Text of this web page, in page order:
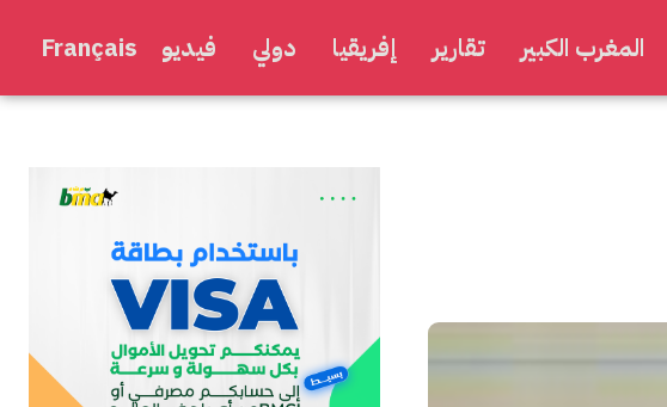
المغرب الكبير تقارير إفريقيا دولي فيديو Français